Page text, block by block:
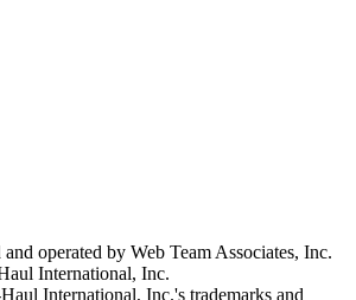
operated by Web Team Associates, Inc.
International, Inc.
International, Inc.'s trademarks and